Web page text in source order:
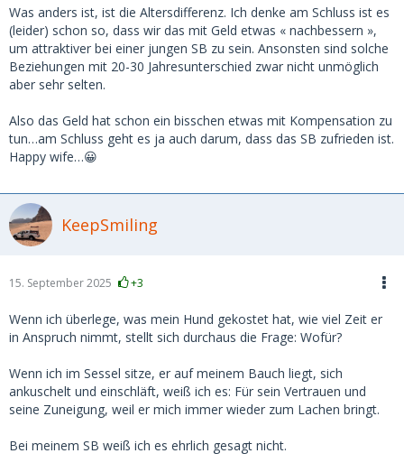
Was anders ist, ist die Altersdifferenz. Ich denke am Schluss ist es
(leider) schon so, dass wir das mit Geld etwas « nachbessern »,
um attraktiver bei einer jungen SB zu sein. Ansonsten sind solche
Beziehungen mit 20-30 Jahresunterschied zwar nicht unmöglich
aber sehr selten.
Also das Geld hat schon ein bisschen etwas mit Kompensation zu
tun…am Schluss geht es ja auch darum, dass das SB zufrieden ist.
Happy wife…😀
KeepSmiling
15. September 2025 +3
Wenn ich überlege, was mein Hund gekostet hat, wie viel Zeit er
in Anspruch nimmt, stellt sich durchaus die Frage: Wofür?
Wenn ich im Sessel sitze, er auf meinem Bauch liegt, sich
ankuschelt und einschläft, weiß ich es: Für sein Vertrauen und
seine Zuneigung, weil er mich immer wieder zum Lachen bringt.
Bei meinem SB weiß ich es ehrlich gesagt nicht.